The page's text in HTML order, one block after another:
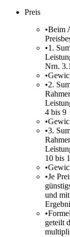
Preis
•Beim
•1.
Nrn.
•
•2.
4 bis 9
•
•3.
10 bis
•
•Je
und
•
geteilt